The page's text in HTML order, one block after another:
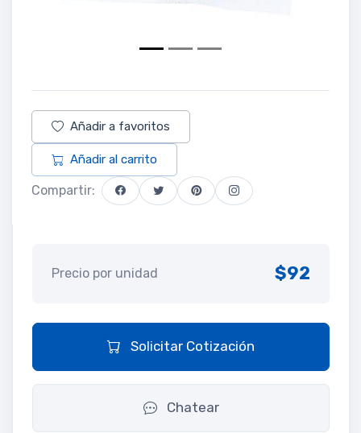
Añadir a favoritos
Añadir al carrito
Compartir:
Precio por unidad $92
Solicitar Cotización
Chatear